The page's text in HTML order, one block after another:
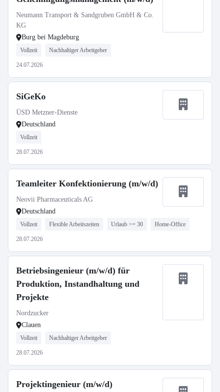
Neumann Transport & Sandgruben GmbH & Co.
KG
Burg bei Magdeburg
Vollzeit Nachhaltiger Arbeitgeber
24.07.2026
SiGeKo
ÜSD Metzner-Dienste
Deutschland
Vollzeit
28.07.2026
Teamleiter Konfektionierung (m/w/d)
Neovii Pharmaceuticals AG
Deutschland
Vollzeit Flexible Arbeitszeiten Urlaub >= 30 Home-Office
28.07.2026
Betriebsingenieur (m/w/d) für
Produktion, Instandhaltung und
Projekte
Nordzucker
Clauen
Vollzeit Nachhaltiger Arbeitgeber
28.07.2026
Projektingenieur (m/w/d)